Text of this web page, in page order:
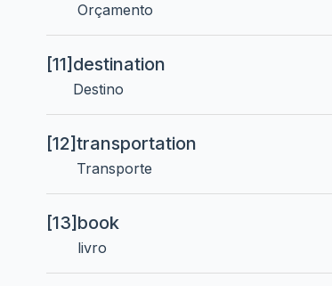
Orçamento
[11] destination
Destino
[12]transportation
Transporte
[13] book
livro